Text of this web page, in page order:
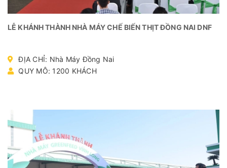
LỄ KHÁNH THÀNH NHÀ MÁY CHẾ BIẾN THỊT ĐỒNG NAI DNF
ĐỊA CHỈ: Nhà Máy Đồng Nai
QUY MÔ: 1200 KHÁCH